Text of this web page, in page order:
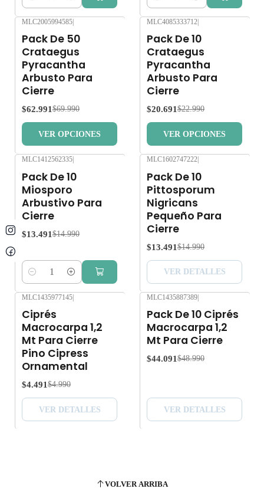
Cantidad Cantidad
MLC2005994585
Pack De 50
Crataegus
Pyracantha
Arbusto Para
Cierre
$62.991$69.990
VER OPCIONES
MLC4085333712
Pack De 10
Crataegus
Pyracantha
Arbusto Para
Cierre
$20.691$22.990
VER OPCIONES
MLC1412562335
Pack De 10
Miosporo
Arbustivo Para
Cierre
$13.491 $14.990
Cantidad
Agotado
MLC1602747222
Pack De 10
Pittosporum
Nigricans
Pequeño Para
Cierre
$13.491 $14.990
VER DETALLES
Agotado
MLC1435977145|
Ciprés
Macrocarpa 1,2
Mt Para Cierre
Pino Cipress
Ornamental
$4.491 $4.990
VER DETALLES
Agotado
MLC1435887389|
Pack De 10 Ciprés
Macrocarpa 1,2
Mt Para Cierre
$44.091 $48.990
VER DETALLES
VOLVER ARRIBA